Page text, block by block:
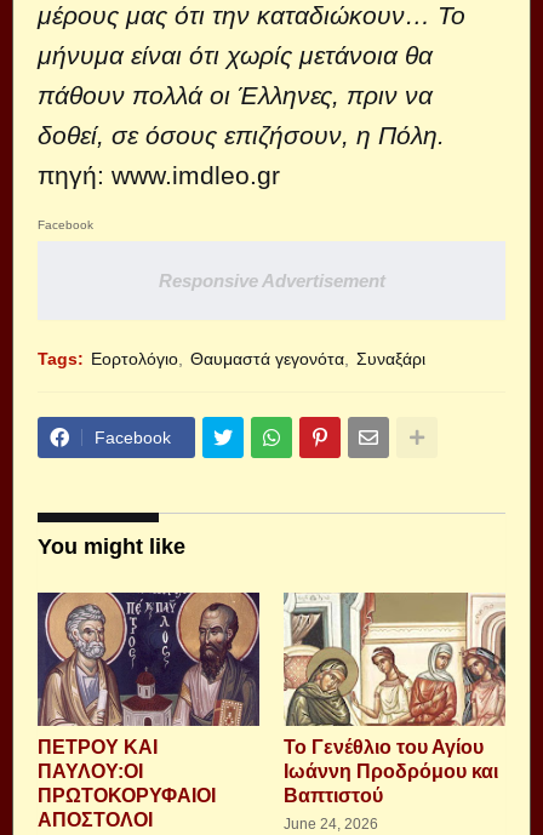
μέρους μας ότι την καταδιώκουν… Το
μήνυμα είναι ότι χωρίς μετάνοια θα
πάθουν πολλά οι Έλληνες, πριν να
δοθεί, σε όσους επιζήσουν, η Πόλη.
πηγή: www.imdleo.gr
Facebook
Responsive Advertisement
Tags: Εορτολόγιο Θαυμαστά γεγονότα Συναξάρι
Facebook
You might like
ΠΕΤΡΟΥ ΚΑΙ
ΠΑΥΛΟΥ:ΟΙ
ΠΡΩΤΟΚΟΡΥΦΑΙΟΙ
ΑΠΟΣΤΟΛΟΙ
Το Γενέθλιο του Αγίου
Ιωάννη Προδρόμου και
Βαπτιστού
June 24, 2026